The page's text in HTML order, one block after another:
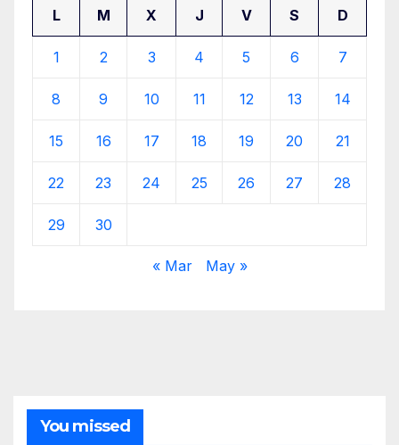
L M X J V S D
1 2 3 4 5 6 7
8 9 10 11 12 13 14
15 16 17 18 19 20 21
22 23 24 25 26 27 28
29 30
« Mar May »
You missed